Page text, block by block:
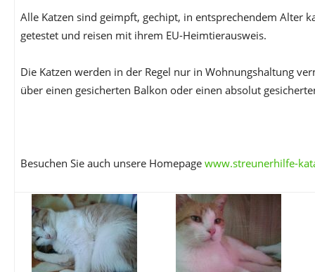
Alle Katzen sind geimpft, gechipt, in entsprechendem Alter
getestet und reisen mit ihrem EU-Heimtierausweis.
Die Katzen werden in der Regel nur in Wohnungshaltung
über einen gesicherten Balkon oder einen absolut
Besuchen Sie auch unsere Homepage www.streunerhilfe-